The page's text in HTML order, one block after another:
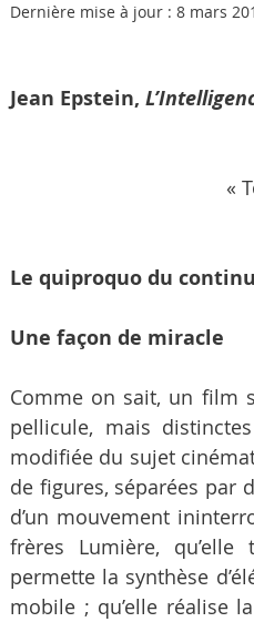
Dernière mise à jour : 8 mars
Jean Epstein,
«
Le quiproquo du
Une façon de miracle
Comme on sait, un film
pellicule, mais
modifiée du sujet
de figures, séparées par
d’un mouvement
frères Lumière,
permette la synthèse
mobile ; qu’elle réalise